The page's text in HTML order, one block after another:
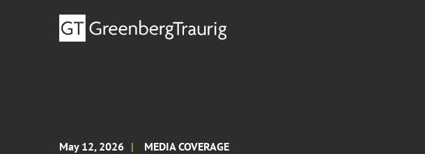
May 12, 2026 MEDIA COVERAGE